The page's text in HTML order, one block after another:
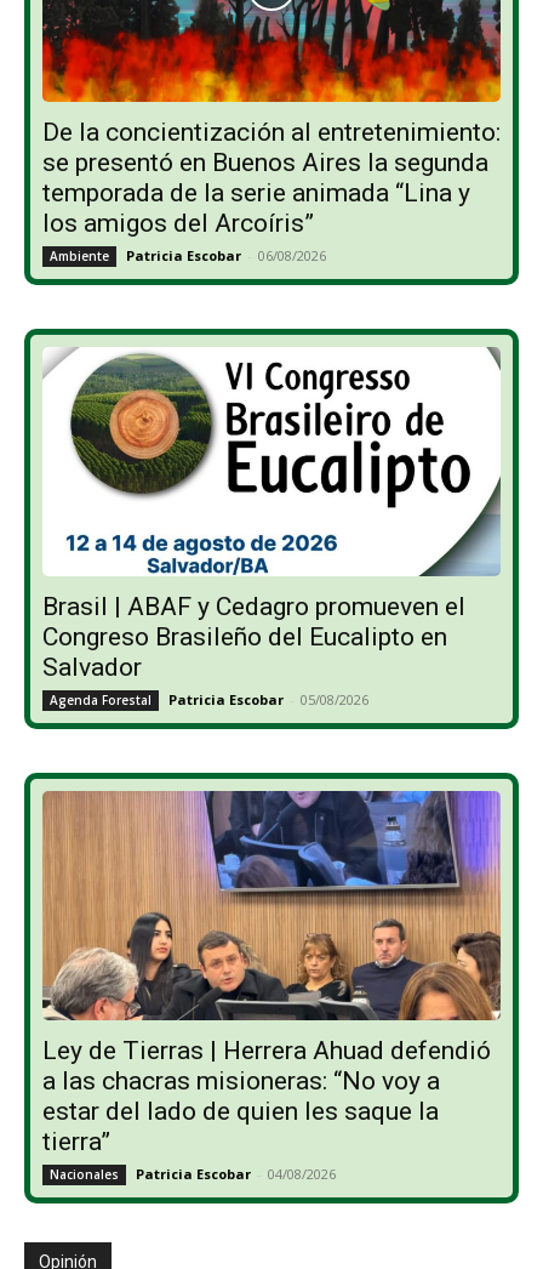
De la concientización al entretenimiento:
se presentó en Buenos Aires la segunda
temporada de la serie animada “Lina y
los amigos del Arcoíris”
Ambiente Patricia Escobar - 06/08/2026
Brasil | ABAF y Cedagro promueven el
Congreso Brasileño del Eucalipto en
Salvador
Agenda Forestal Patricia Escobar - 05/08/2026
Ley de Tierras | Herrera Ahuad defendió
a las chacras misioneras: “No voy a
estar del lado de quien les saque la
tierra”
Nacionales Patricia Escobar - 04/08/2026
Opinión